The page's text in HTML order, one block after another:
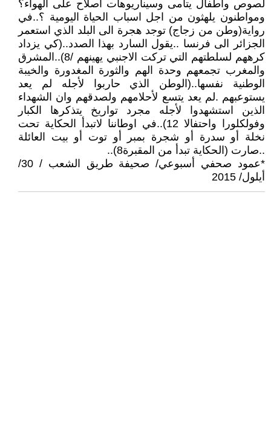
لصوص وأطفال يتامى وسيناريوهات اصلاح على الهواء؟
ومواطنون يلهثون من اجل اسباب الحياة اليومية ؟..في
رواية(وطن من زجاج) توجد هجرة الى البلد الذي استعمر
الجزائر الى فرنسا ..يقول السارد بهذا الصدد..(كي يزداد
كرههم لسلطتهم التي تركت الاجنبي يهينهم /8)..المشرق
والمغرب تجمعهم وحدة الهم والثورة المغدورة والخيبة
الوطنية نفسها..(الوطن الذي حاربوا لأجله لم يعد
يستوعبهم .لم يعد يتسع لأحلامهم ولصدقهم وان الشهداء
الذين استشهدوا لأجله مجرد تواريخ يتذكرها الكبار
وفولكلورا واحتفالا 12)..في اوطاننا لاتبدأ الحكاية تحت
نخلة أو سدرة أو شجرة بمبر أو توت أو بيت العائلة
..صارت (الحكاية تبدأ من المقبرة8)..
*عمود صحفي أسبوعي/ صحيفة طريق الشعب / 30/
أيلول/ 2015